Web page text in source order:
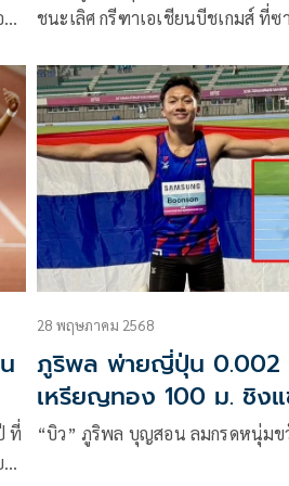
ด้ดี
ที่
ส์
ชนะเลิศ กรีฑาเอเชียนบีชเกมส์ ที่ซ
และการวิ่งบนทราย แต่ก็พร้อมทำเ
ที่
28 พฤษภาคม 2568
ภูริพล พ่ายญี่ปุ่น 0.002
เหรียญทอง 100 ม. ชิงแ
เกาหลีใต้
“บิว” ภูริพล บุญสอน ลมกรดหนุ่มข